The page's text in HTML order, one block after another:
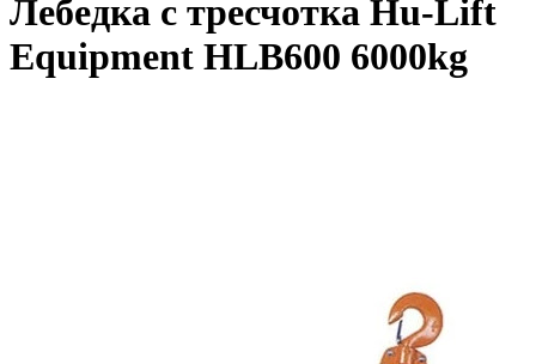
Лебедка с тресчотка Hu-Lift
Equipment HLB600 6000kg